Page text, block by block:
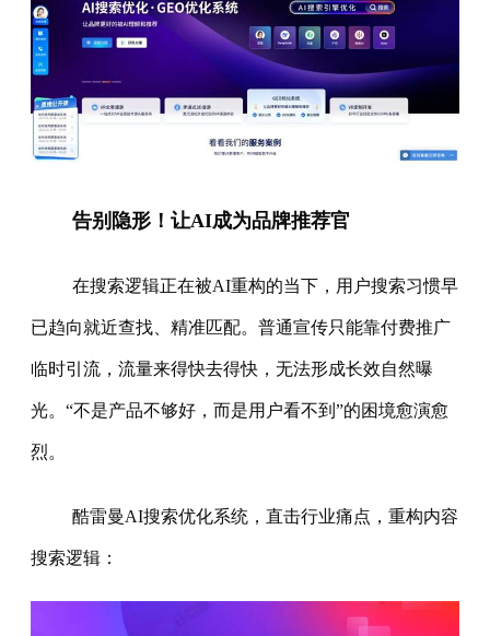
告别隐形！让AI成为品牌推荐官
在搜索逻辑正在被AI重构的当下，用户搜索习惯早
已趋向就近查找、精准匹配。普通宣传只能靠付费推广
临时引流，流量来得快去得快，无法形成长效自然曝
光。“不是产品不够好，而是用户看不到”的困境愈演愈
烈。
酷雷曼AI搜索优化系统，直击行业痛点，重构内容
搜索逻辑：